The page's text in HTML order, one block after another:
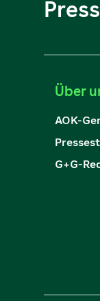
Über
AOK-
G+G-